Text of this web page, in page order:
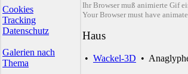
Cookies
Tracking
Datenschutz
Galerien nach
Thema
Ihr Browser muß animierte Gif
Your Browser must have
Haus
• Wackel-3D •